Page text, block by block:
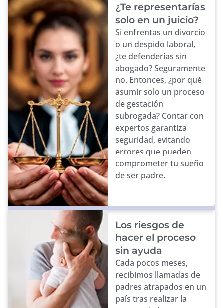
¿Te representarías
solo en un juicio?
Si enfrentas un divorcio
o un despido laboral,
¿te defenderías sin
abogado? Seguramente
no. Entonces, ¿por qué
asumir solo un proceso
de gestación
subrogada? Contar con
expertos garantiza
seguridad, evitando
errores que pueden
comprometer tu sueño
de ser padre.
Los riesgos de
hacer el proceso
sin ayuda
Cada pocos meses,
recibimos llamadas de
padres atrapados en un
país tras realizar la